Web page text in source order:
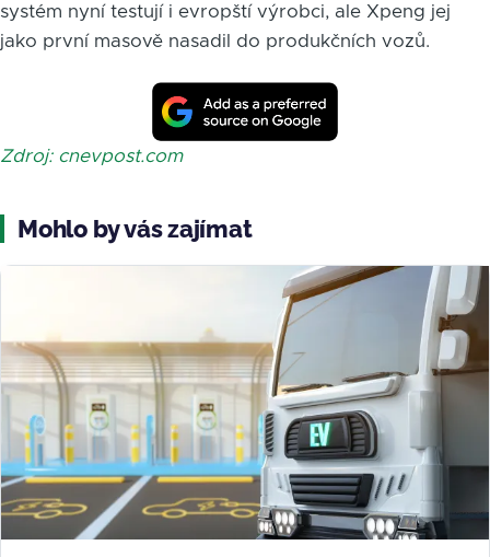
systém nyní testují i evropští výrobci, ale Xpeng jej
jako první masově nasadil do produkčních vozů.
Zdroj: cnevpost.com
Mohlo by vás zajímat